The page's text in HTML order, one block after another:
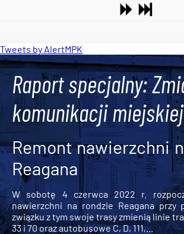
Tweets by AlertMPK
Raport specjalny:
komunikacji miejskiej
Remont nawierzchni
Reagana
W sobotę 4 czerwca 2022 r.
nawierzchni na rondzie Reagana
związku z tym swoje trasy zmienią linie
33 i 70 oraz autobusowe C, D, 111,...